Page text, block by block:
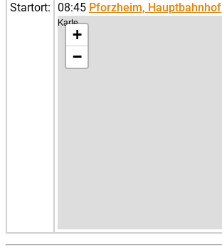
Startort: 08:45 Pforzheim, Hauptbahnhof
Karte
+
−